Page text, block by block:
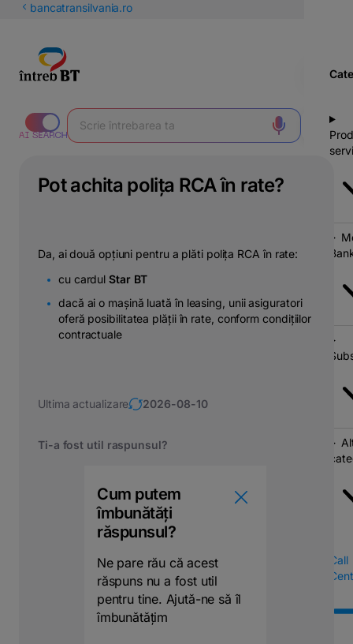
latineștibancatransilvania.ro
Call
Pot achita polița RCA în rate?
Da, ai două opțiuni pentru a plăti polița RCA în rate:
cu cardulStar BT
dacă ai o mașină luată în leasing, unii asiguratori
oferă posibilitatea plății în rate, conform condițiilor
contractuale
Ultima actualizare 2026-08-10
Ti-a fost util raspunsul?
Cum putem
îmbunătăți
răspunsul?
Ne pare rău că acest
răspuns nu a fost util
pentru tine. Ajută-ne să îl
îmbunătățim